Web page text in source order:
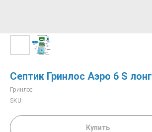
Септик Гринлос Аэро 6 S лонг
Гринлос
SKU:
Купить